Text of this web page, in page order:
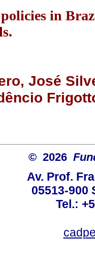
in
José
© 2026
Av. Prof.
05513-900
Tel.: